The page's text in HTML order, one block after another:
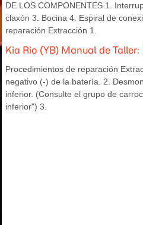
DE LOS COMPONENTES 1.
claxón 3. Bocina 4. Espiral de
reparación Extracción 1.
Kia Rio (YB) Manual de
Procedimientos de reparación
negativo (-) de la batería. 2.
inferior. (Consulte el grupo de
inferior") 3.